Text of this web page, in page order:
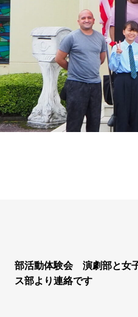
部活動体験会 演劇部と女
ス部より連絡です